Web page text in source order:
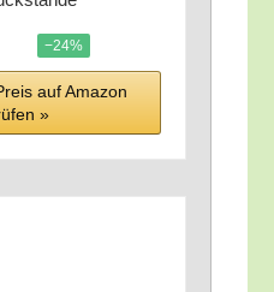
−24%
auf Ama­zon
»